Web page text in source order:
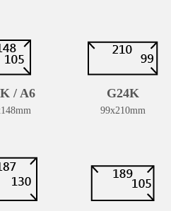
/ A6 G24K
99x210mm